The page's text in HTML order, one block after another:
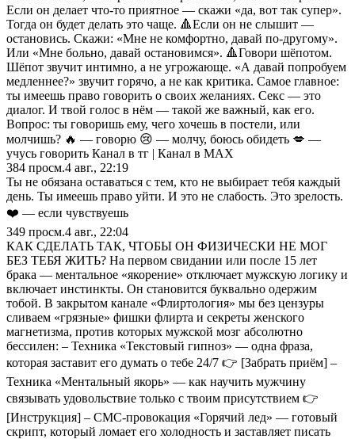
Если он делает что-то приятное — скажи «да, вот так супер».
Тогда он будет делать это чаще. 🔺Если он не слышит —
остановись. Скажи: «Мне не комфортно, давай по-другому».
Или «Мне больно, давай остановимся». 🔺Говори шёпотом.
Шёпот звучит интимно, а не угрожающе. «А давай попробуем
медленнее?» звучит горячо, а не как критика. Самое главное:
ты имеешь право говорить о своих желаниях. Секс — это
диалог. И твой голос в нём — такой же важный, как его.
Вопрос: ты говоришь ему, чего хочешь в постели, или
молчишь? 🔥 — говорю 😢 — молчу, боюсь обидеть 💋 —
учусь говорить Канал в тг | Канал в МАХ
384 просм.4 авг., 22:19
Ты не обязана оставаться с тем, кто не выбирает тебя каждый
день. Ты имеешь право уйти. И это не слабость. Это зрелость.
❤️ — если чувствуешь
349 просм.4 авг., 22:04
КАК СДЕЛАТЬ ТАК, ЧТОБЫ ОН ФИЗИЧЕСКИ НЕ МОГ
БЕЗ ТЕБЯ ЖИТЬ? На первом свидании или после 15 лет
брака — ментальное «якорение» отключает мужскую логику и
включает инстинкты. Он становится буквально одержим
тобой. В закрытом канале «Флиртология» мы без цензуры
сливаем «грязные» фишки флирта и секреты женского
магнетизма, против которых мужской мозг абсолютно
бессилен: – Техника «Текстовый гипноз» — одна фраза,
которая заставит его думать о тебе 24/7 👉 [Забрать приём] –
Техника «Ментальный якорь» — как научить мужчину
связывать удовольствие только с твоим присутствием 👉
[Инструкция] – СМС-провокация «Горячий лед» — готовый
скрипт, который ломает его холодность и заставляет писать